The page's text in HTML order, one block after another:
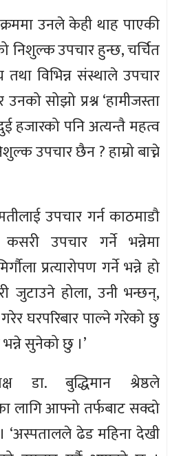
उनले केही थाह पाएकी
निशुल्क उपचार हुन्छ, चर्चित
तथा विभिन्न संस्थाले उपचार
सोझो प्रश्न ‘हामीजस्ता
हजारको पनि अत्यन्तै महत्व
उपचार छैन ? हाम्रो बाच्ने
उपचार गर्न काठमाडौ
उपचार गर्ने भन्नेमा
प्रत्यारोपण गर्ने भन्ने हो
जुटाउने होला, उनी भन्छन्,
घरपरिबार पाल्ने गरेको छु
सुनेको छु ।’
डा. बुद्धिमान श्रेष्ठले
लागि आफ्नो तर्फबाट सक्दो
‘अस्पतालले ढेड महिना देखी